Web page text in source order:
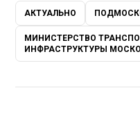
АКТУАЛЬНО
МИНИСТЕРСТВО
ИНФРАСТРУКТУРЫ